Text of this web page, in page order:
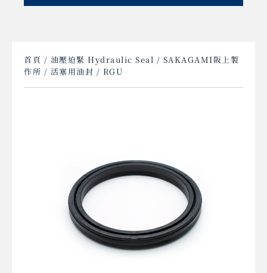
首頁 / 油壓迫緊 Hydraulic Seal / SAKAGAMI阪上製
作所 / 活塞用油封 / RGU